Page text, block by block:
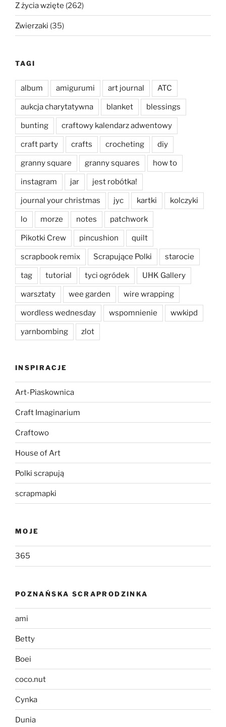
Z życia wzięte (262)
Zwierzaki (35)
TAGI
album amigurumi art journal ATC
aukcja charytatywna blanket blessings
bunting craftowy kalendarz adwentowy
craft party crafts crocheting diy
granny square granny squares how to
instagram jar jest robótka!
journal your christmas jyc kartki kolczyki
lo morze notes patchwork
Pikotki Crew pincushion quilt
scrapbook remix Scrapujące Polki starocie
tag tutorial tyci ogródek UHK Gallery
warsztaty wee garden wire wrapping
wordless wednesday wspomnienie wwkipd
yarnbombing zlot
INSPIRACJE
Art-Piaskownica
Craft Imaginarium
Craftowo
House of Art
Polki scrapują
scrapmapki
MOJE
365
POZNAŃSKA SCRAPRODZINKA
ami
Betty
Boei
coco.nut
Cynka
Dunia